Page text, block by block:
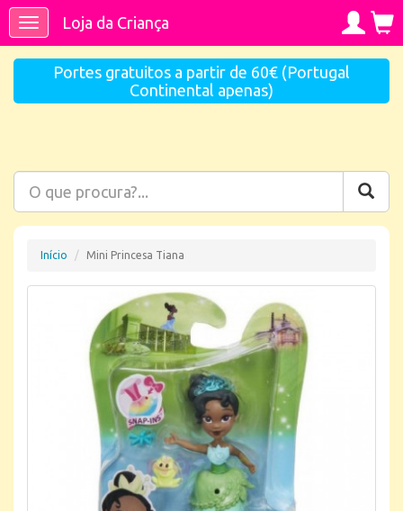
ToggleLoja da Criança
Portes gratuitos a partir de 60€ (Portugal
Continental apenas)
Início Mini Princesa Tiana